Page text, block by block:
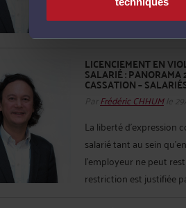
bénéficier d’un forfait
LICENCIEMENT EN
SALARIÉ : PANORAMA
CASSATION –
Par Frédéric CHHUMle
La liberté
salarié tant au sein
l’employeur ne peut
restriction est justifiée